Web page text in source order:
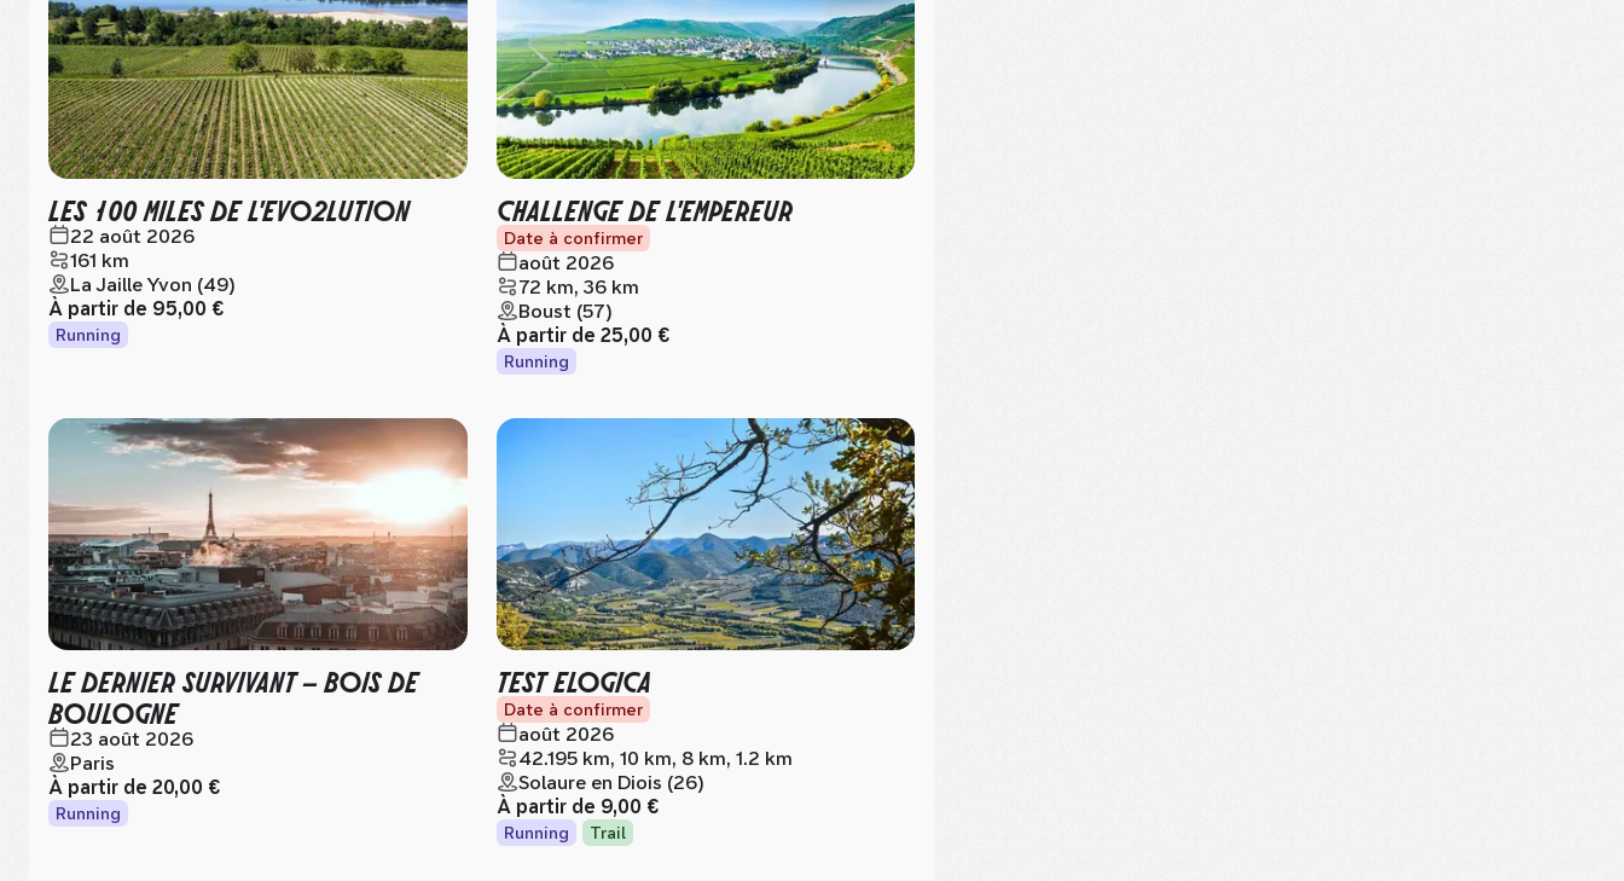
LES 100 MILES DE L'EVO2LUTION
22 août 2026
161 km
La Jaille Yvon (49)
À partir de 95,00 €
Running
CHALLENGE DE L'EMPEREUR
Date à confirmer
août 2026
72 km, 36 km
Boust (57)
À partir de 25,00 €
Running
LE DERNIER SURVIVANT – BOIS DE
BOULOGNE
23 août 2026
Paris
À partir de 20,00 €
Running
TEST ELOGICA
Date à confirmer
août 2026
42.195 km, 10 km, 8 km, 1.2 km
Solaure en Diois (26)
À partir de 9,00 €
Running Trail